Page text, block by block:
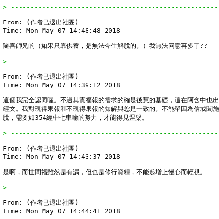
>
From: (作者已退出社團)
Time: Mon May 07 14:48:48 2018
隨喜師兄的（如果只靠供養，是無法今生解脫的。）我無法同意再多了??
>
From: (作者已退出社團)
Time: Mon May 07 14:39:12 2018
這個我完全認同喔。不過其實福報的需求的確是後慧的基礎，這在阿含中也
經文。我對現得果報和不現得果報的知解與您是一致的。不能單因為信戒聞
脫，需要如354經中七車喻的努力，才能得見涅槃。
>
From: (作者已退出社團)
Time: Mon May 07 14:43:37 2018
是啊，而世間福雖然是有漏，但也是修行資糧，不能起增上慢心而輕視。
>
From: (作者已退出社團)
Time: Mon May 07 14:44:41 2018